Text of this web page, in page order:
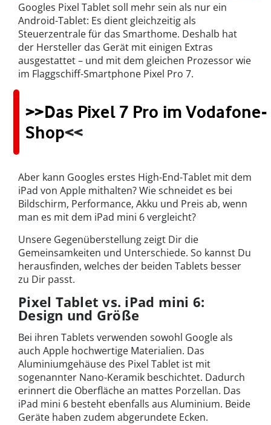
Googles Pixel Tablet soll mehr sein als nur ein
Android-Tablet: Es dient gleichzeitig als
Steuerzentrale für das Smarthome. Deshalb hat
der Hersteller das Gerät mit einigen Extras
ausgestattet – und mit dem gleichen Prozessor wie
im Flaggschiff-Smartphone Pixel Pro 7.
>>Das Pixel 7 Pro im Vodafone-
Shop<<
Aber kann Googles erstes High-End-Tablet mit dem
iPad von Apple mithalten? Wie schneidet es bei
Bildschirm, Performance, Akku und Preis ab, wenn
man es mit dem iPad mini 6 vergleicht?
Unsere Gegenüberstellung zeigt Dir die
Gemeinsamkeiten und Unterschiede. So kannst Du
herausfinden, welches der beiden Tablets besser
zu Dir passt.
Pixel Tablet vs. iPad mini 6:
Design und Größe
Bei ihren Tablets verwenden sowohl Google als
auch Apple hochwertige Materialien. Das
Aluminiumgehäuse des Pixel Tablet ist mit
sogenannter Nano-Keramik beschichtet. Dadurch
erinnert die Oberfläche an mattes Porzellan. Das
iPad mini 6 besteht ebenfalls aus Aluminium. Beide
Geräte haben zudem abgerundete Ecken.